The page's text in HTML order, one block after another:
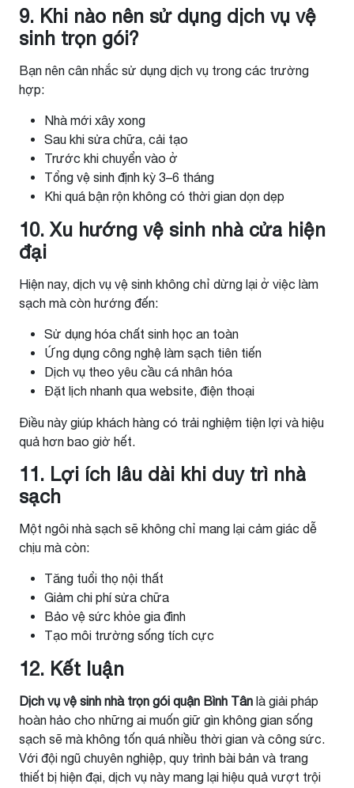
9. Khi nào nên sử dụng dịch vụ vệ
sinh trọn gói?
Bạn nên cân nhắc sử dụng dịch vụ trong các trường
hợp:
Nhà mới xây xong
Sau khi sửa chữa, cải tạo
Trước khi chuyển vào ở
Tổng vệ sinh định kỳ 3–6 tháng
Khi quá bận rộn không có thời gian dọn dẹp
10. Xu hướng vệ sinh nhà cửa hiện
đại
Hiện nay, dịch vụ vệ sinh không chỉ dừng lại ở việc làm
sạch mà còn hướng đến:
Sử dụng hóa chất sinh học an toàn
Ứng dụng công nghệ làm sạch tiên tiến
Dịch vụ theo yêu cầu cá nhân hóa
Đặt lịch nhanh qua website, điện thoại
Điều này giúp khách hàng có trải nghiệm tiện lợi và hiệu
quả hơn bao giờ hết.
11. Lợi ích lâu dài khi duy trì nhà
sạch
Một ngôi nhà sạch sẽ không chỉ mang lại cảm giác dễ
chịu mà còn:
Tăng tuổi thọ nội thất
Giảm chi phí sửa chữa
Bảo vệ sức khỏe gia đình
Tạo môi trường sống tích cực
12. Kết luận
Dịch vụ vệ sinh nhà trọn gói quận Bình Tân là giải pháp
hoàn hảo cho những ai muốn giữ gìn không gian sống
sạch sẽ mà không tốn quá nhiều thời gian và công sức.
Với đội ngũ chuyên nghiệp, quy trình bài bản và trang
thiết bị hiện đại, dịch vụ này mang lại hiệu quả vượt trội